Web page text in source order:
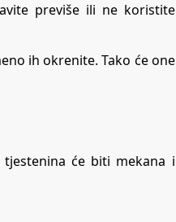
previše ili ne koristite
ih okrenite. Tako će one
će biti mekana i